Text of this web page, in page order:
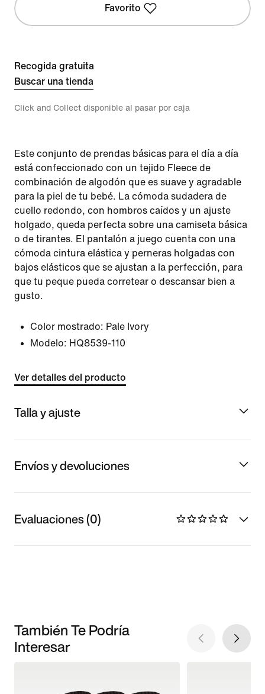
Favorito
Recogida gratuita
Buscar una tienda
Click and Collect disponible al pasar por caja
Este conjunto de prendas básicas para el día a día
está confeccionado con un tejido Fleece de
combinación de algodón que es suave y agradable
para la piel de tu bebé. La cómoda sudadera de
cuello redondo, con hombros caídos y un ajuste
holgado, queda perfecta sobre una camiseta básica
o de tirantes. El pantalón a juego cuenta con una
cómoda cintura elástica y perneras holgadas con
bajos elásticos que se ajustan a la perfección, para
que tu peque pueda corretear o descansar bien a
gusto.
Color mostrado: Pale Ivory
Modelo: HQ8539-110
Ver detalles del producto
Talla y ajuste
Envíos y devoluciones
Evaluaciones (0)
También Te Podría
Interesar